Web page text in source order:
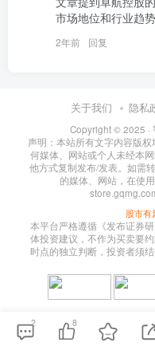
市场地位和行业趋
2年前 回复
关于我们 隐私
Copyright © 2025 ·
声明：本站所有文字内容版
何媒体、网站或个人未经本
他方式复制发布/发表。如需
的媒体、网站，在使
股市有
本平台严格遵循《发布证券
体投资建议，不作为买卖要
时点的独立判断，投资者须
2 8